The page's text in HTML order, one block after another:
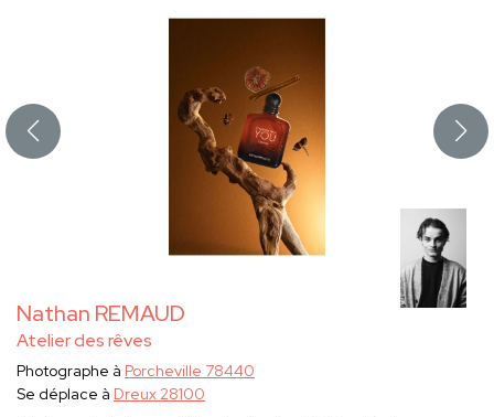
Nathan REMAUD
Atelier des rêves
Photographe à Porcheville 78440
Se déplace à Dreux 28100